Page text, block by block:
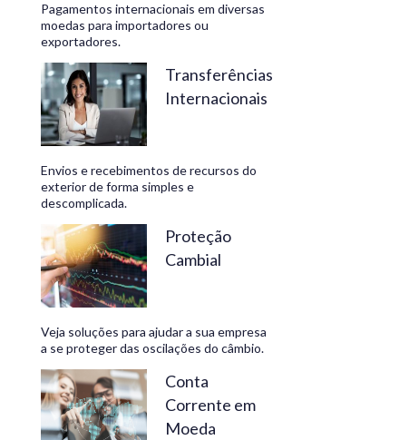
Bank,
negócios
rentáveis
Pagamentos internacionais em diversas
moedas para importadores ou
exportadores.
Transferências
Internacionais
Envios e recebimentos de recursos do
exterior de forma simples e
descomplicada.
Proteção
Cambial
Veja soluções para ajudar a sua empresa
a se proteger das oscilações do câmbio.
Conta
Corrente em
Moeda